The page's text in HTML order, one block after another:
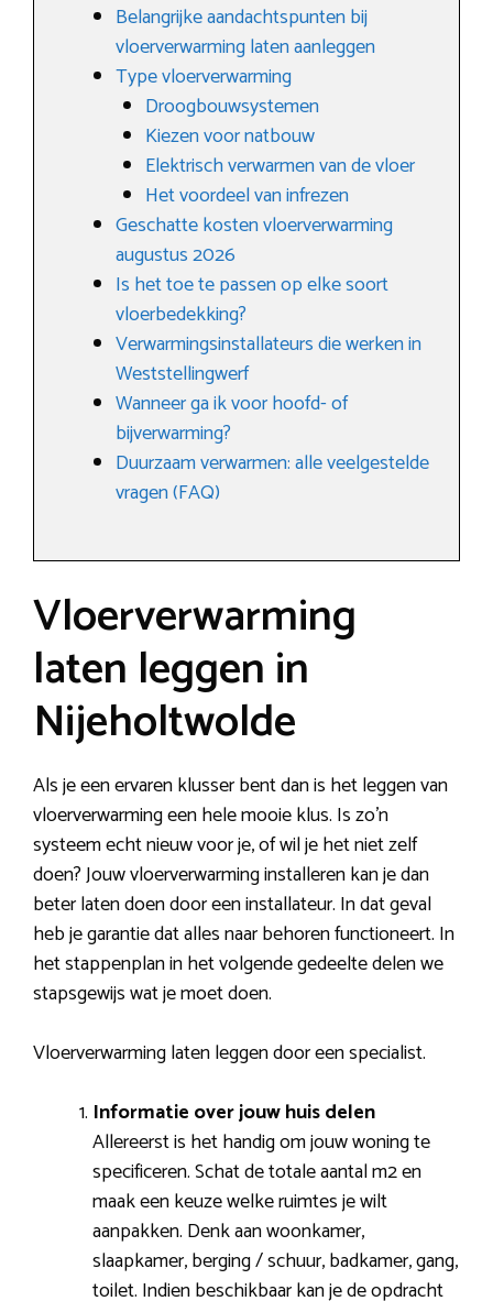
Belangrijke aandachtspunten bij
vloerverwarming laten aanleggen
Type vloerverwarming
Droogbouwsystemen
Kiezen voor natbouw
Elektrisch verwarmen van de vloer
Het voordeel van infrezen
Geschatte kosten vloerverwarming
augustus 2026
Is het toe te passen op elke soort
vloerbedekking?
Verwarmingsinstallateurs die werken in
Weststellingwerf
Wanneer ga ik voor hoofd- of
bijverwarming?
Duurzaam verwarmen: alle veelgestelde
vragen (FAQ)
Vloerverwarming
laten leggen in
Nijeholtwolde
Als je een ervaren klusser bent dan is het leggen van
vloerverwarming een hele mooie klus. Is zo’n
systeem echt nieuw voor je, of wil je het niet zelf
doen? Jouw vloerverwarming installeren kan je dan
beter laten doen door een installateur. In dat geval
heb je garantie dat alles naar behoren functioneert. In
het stappenplan in het volgende gedeelte delen we
stapsgewijs wat je moet doen.
Vloerverwarming laten leggen door een specialist.
Informatie over jouw huis delen
Allereerst is het handig om jouw woning te
specificeren. Schat de totale aantal m2 en
maak een keuze welke ruimtes je wilt
aanpakken. Denk aan woonkamer,
slaapkamer, berging / schuur, badkamer, gang,
toilet. Indien beschikbaar kan je de opdracht